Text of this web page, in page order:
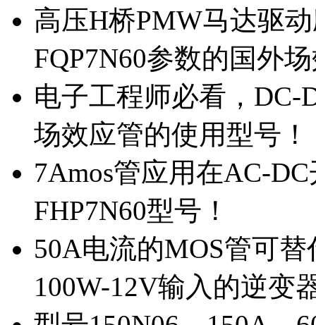
高压H桥PMW马达驱
FQP7N60参数的国外
电子工程师必看，DC-
场效应管的使用型号！
7Amos管应用在AC-
FHP7N60型号！
50A电流的MOS管可
100W-12V输入的逆变